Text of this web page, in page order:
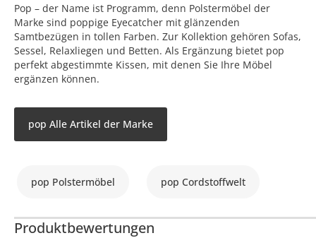
Pop – der Name ist Programm, denn Polstermöbel der
Marke sind poppige Eyecatcher mit glänzenden
Samtbezügen in tollen Farben. Zur Kollektion gehören Sofas,
Sessel, Relaxliegen und Betten. Als Ergänzung bietet pop
perfekt abgestimmte Kissen, mit denen Sie Ihre Möbel
ergänzen können.
pop Alle Artikel der Marke
pop Polstermöbel pop Cordstoffwelt
Produktbewertungen